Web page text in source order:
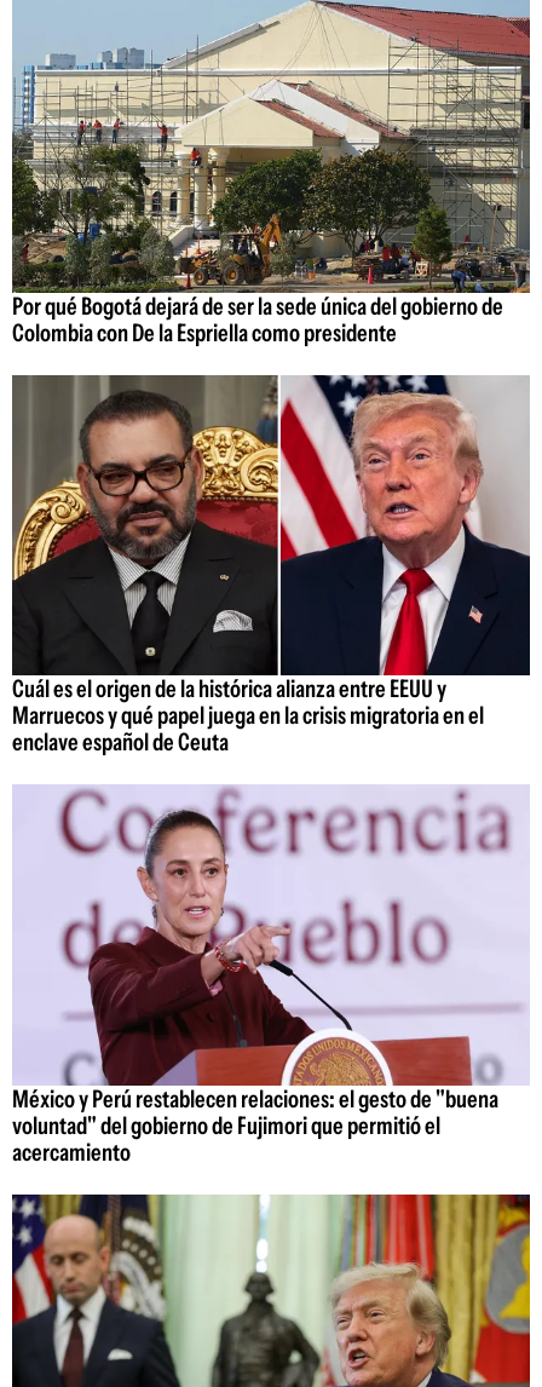
Por qué Bogotá dejará de ser la sede única del gobierno de
Colombia con De la Espriella como presidente
Cuál es el origen de la histórica alianza entre EEUU y
Marruecos y qué papel juega en la crisis migratoria en el
enclave español de Ceuta
México y Perú restablecen relaciones: el gesto de "buena
voluntad" del gobierno de Fujimori que permitió el
acercamiento